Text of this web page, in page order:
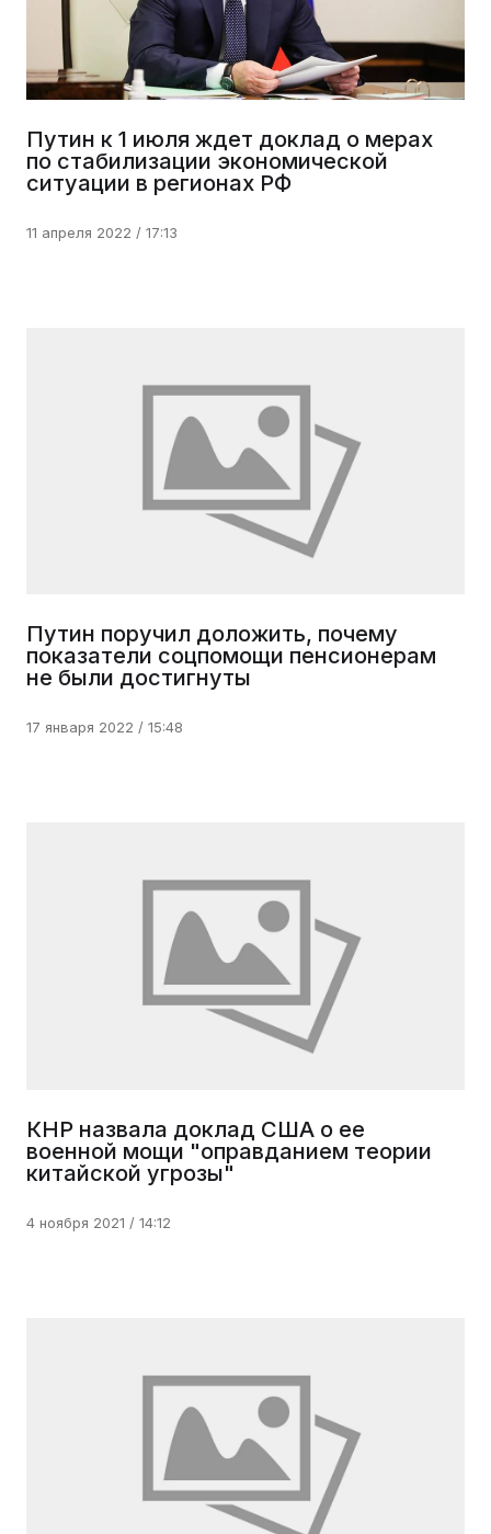
Путин к 1 июля ждет доклад о мерах
по стабилизации экономической
ситуации в регионах РФ
11 апреля 2022 / 17:13
Путин поручил доложить, почему
показатели соцпомощи пенсионерам
не были достигнуты
17 января 2022 / 15:48
КНР назвала доклад США о ее
военной мощи "оправданием теории
китайской угрозы"
4 ноября 2021 / 14:12